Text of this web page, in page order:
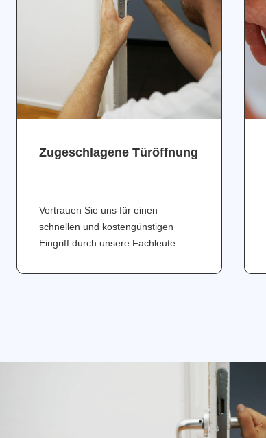
Zugeschlagene Türöffnung
Vertrauen Sie uns für einen
schnellen und kostengünstigen
Eingriff durch unsere Fachleute